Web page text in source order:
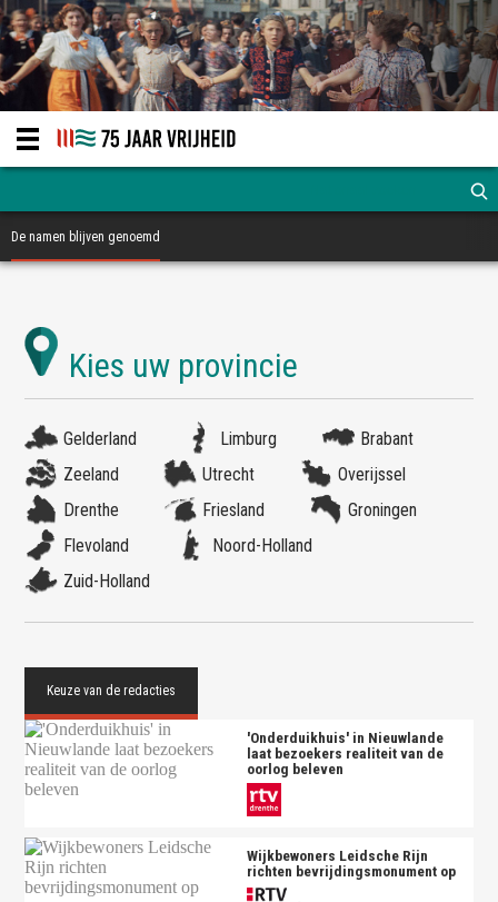
De namen blijven genoemd
Gelderland Limburg
Brabant
Zeeland
Utrecht
Overijssel
Drenthe
Friesland
Groningen
Flevoland
Noord-Holland
Zuid-Holland
'Onderduikhuis' in Nieuwlande
laat bezoekers realiteit van de
oorlog beleven
Wijkbewoners Leidsche Rijn
richten bevrijdingsmonument op